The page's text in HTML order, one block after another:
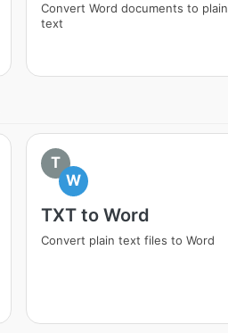
Convert Word documents to plain
text
T
W
TXT to Word
Convert plain text files to Word